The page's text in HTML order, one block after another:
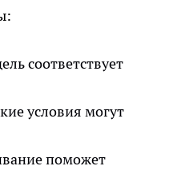
соответствует
условия могут
поможет